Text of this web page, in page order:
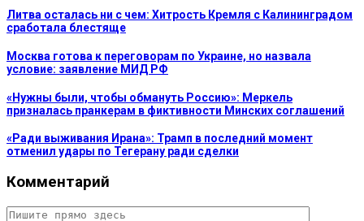
Литва осталась ни с чем: Хитрость Кремля с Калининградом
сработала блестяще
Москва готова к переговорам по Украине, но назвала
условие: заявление МИД РФ
«Нужны были, чтобы обмануть Россию»: Меркель
призналась пранкерам в фиктивности Минских соглашений
«Ради выживания Ирана»: Трамп в последний момент
отменил удары по Тегерану ради сделки
Комментарий